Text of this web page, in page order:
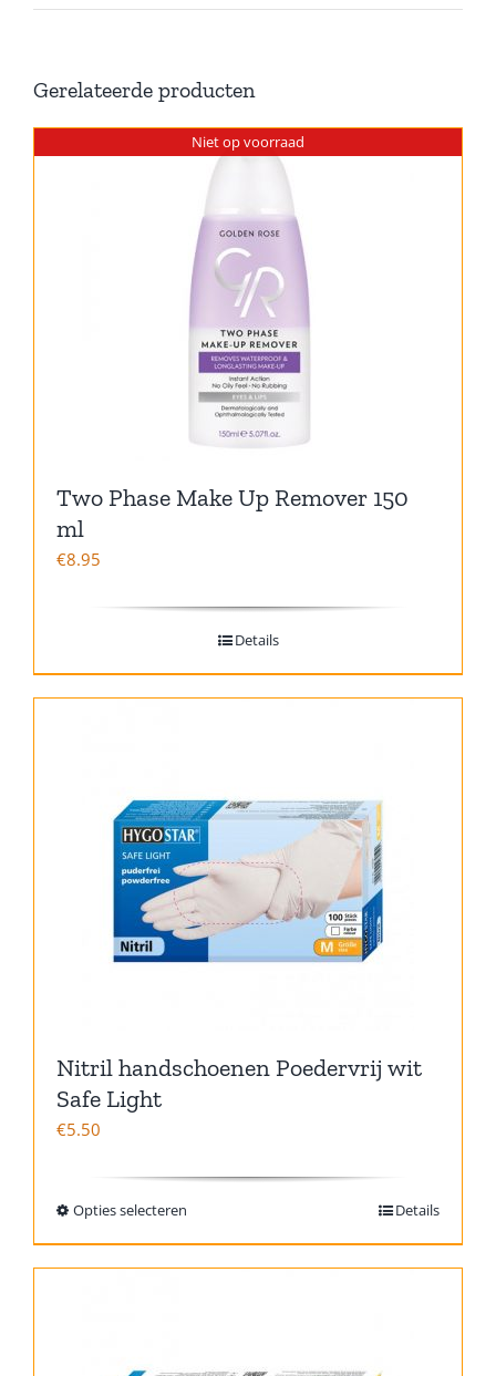
Gerelateerde producten
Niet op voorraad
Two Phase Make Up Remover 150
ml
€8.95
Details
Nitril handschoenen Poedervrij wit
Safe Light
€5.50
Opties selecteren Details